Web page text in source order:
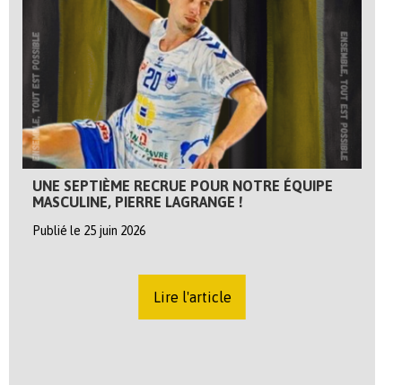
UNE SEPTIÈME RECRUE POUR NOTRE ÉQUIPE
MASCULINE, PIERRE LAGRANGE !
Publié le 25 juin 2026
Lire l'article